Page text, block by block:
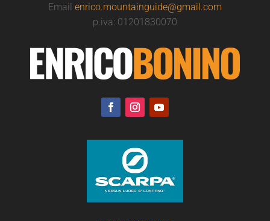
Email enrico.mountainguide@gmail.com
p.iva: 01201830070